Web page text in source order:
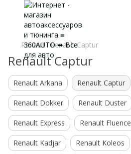
Renault Renault Captur
Renault Captur
Renault Arkana Renault Captur
Renault Dokker Renault Duster
Renault Express Renault Fluence
Renault Kadjar Renault Koleos